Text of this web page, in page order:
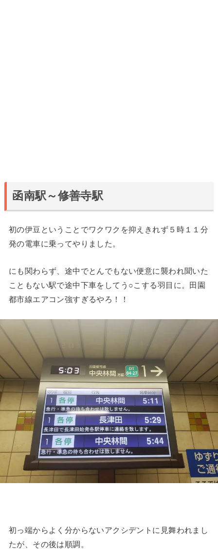
函南駅～修善寺駅
初の伊豆ということでワクワクを抑えきれず５時１１分
発の電車に乗ってやりました。
にも関わらず、途中でとんでもない便意に襲われ聞いた
こともない駅で途中下車をしてう○こする羽目に。田園
都市線エアコン強すぎるやろ！！
初っ端からよく分からないアクシデントに見舞われまし
たが、その後は順調。